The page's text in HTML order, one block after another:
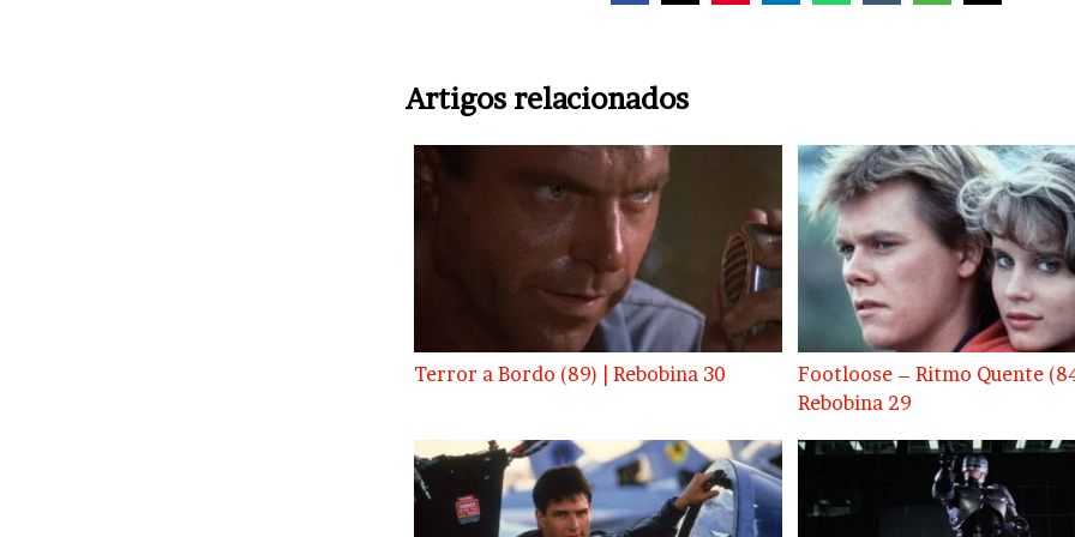
Artigos relacionados
Terror a Bordo (89) | Rebobina 30
Footloose – Ritmo Quente
Rebobina 29